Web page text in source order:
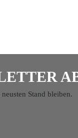
Stand bleiben.